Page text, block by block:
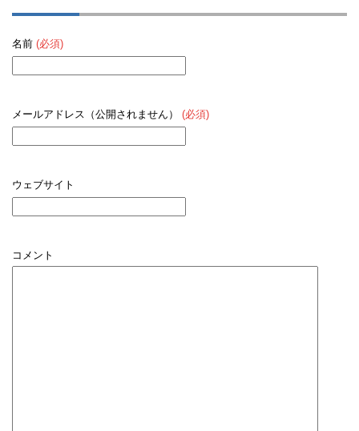
名前 (必須)
メールアドレス（公開されません） (必須)
ウェブサイト
コメント